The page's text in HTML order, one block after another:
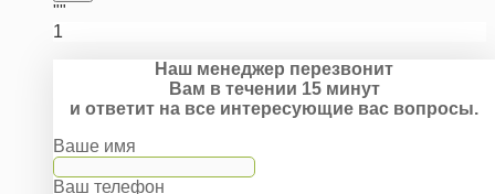
""
1
Наш менеджер перезвонит
Вам в течении 15 минут
и ответит на все интересующие вас вопросы.
Ваше имя
Ваш телефон